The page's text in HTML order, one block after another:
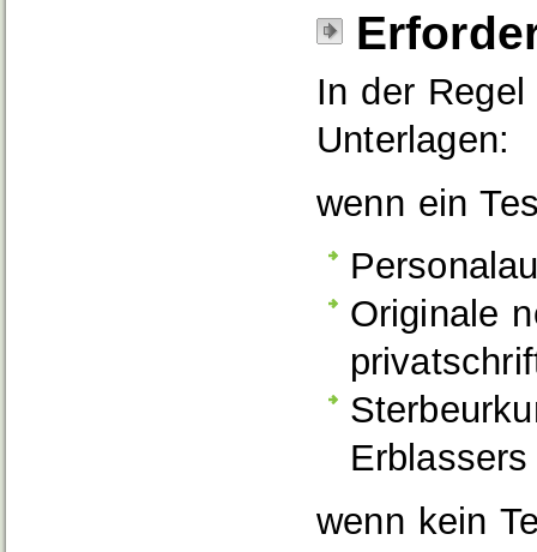
In der
Unterlagen:
wenn ein
Originale
Erblassers
wenn kein